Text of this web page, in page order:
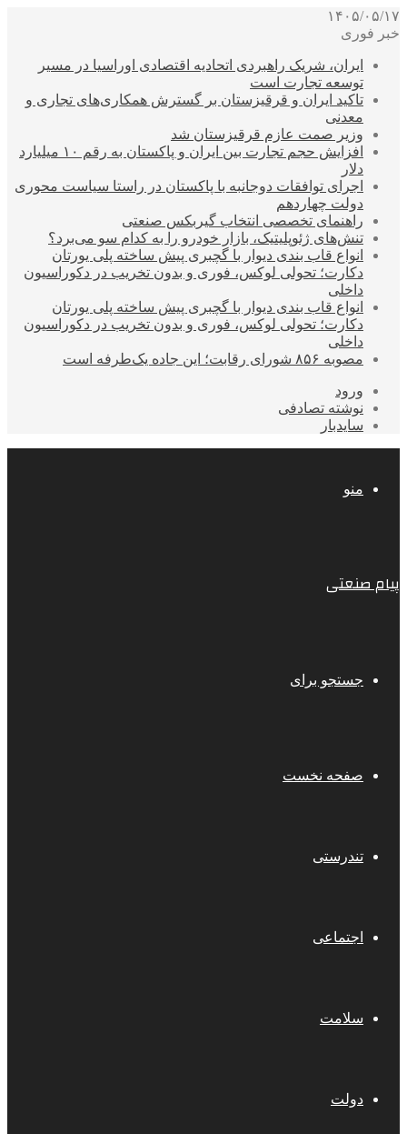
۱۴۰۵/۰۵/۱۷
خبر فوری
ایران، شریک راهبردی اتحادیه اقتصادی اوراسیا در مسیر
توسعه تجارت است
تاکید ایران و قرقیزستان بر گسترش همکاری‌های تجاری و
معدنی
وزیر صمت عازم قرقیزستان شد
افزایش حجم تجارت بین ایران و پاکستان به رقم ۱۰ میلیارد
دلار
اجرای توافقات دوجانبه با پاکستان در راستا سیاست محوری
دولت چهاردهم
راهنمای تخصصی انتخاب گیربکس صنعتی
تنش‌های ژئوپلیتیک، بازار خودرو را به کدام سو می‌برد؟
انواع قاب بندی دیوار با گچبری پیش ساخته پلی یورتان
دکارت؛ تحولی لوکس، فوری و بدون تخریب در دکوراسیون
داخلی
انواع قاب بندی دیوار با گچبری پیش ساخته پلی یورتان
دکارت؛ تحولی لوکس، فوری و بدون تخریب در دکوراسیون
داخلی
مصوبه ۸۵۶ شورای رقابت؛ این جاده یک‌طرفه است
ورود
نوشته تصادفی
سایدبار
منو
پیام صنعتی
جستجو برای
صفحه نخست
تندرستی
اجتماعی
سلامت
دولت